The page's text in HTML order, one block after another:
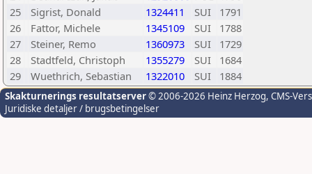
25
Sigrist, Donald 1324411 SUI
1791
26
Fattor, Michele 1345109 SUI
1788
27
Steiner, Remo 1360973 SUI
1729
28
Stadtfeld, Christoph 1355279 SUI
1684
29
Wuethrich, Sebastian 1322010 SUI 1884
Skakturnerings resultatserver© 2006-2026 Heinz Herzog, CMS-
Juridiske detaljer / brugsbetingelser